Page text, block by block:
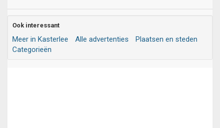
Ook interessant
Meer in Kasterlee Alle advertenties
Plaatsen en steden
Categorieën